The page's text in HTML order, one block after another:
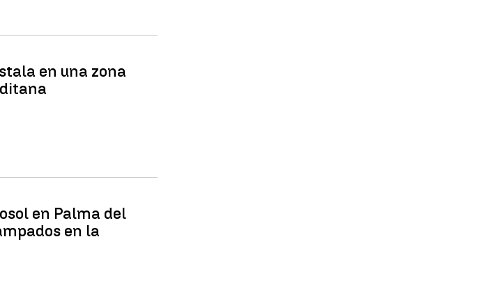
en una zona
en Palma del
en la